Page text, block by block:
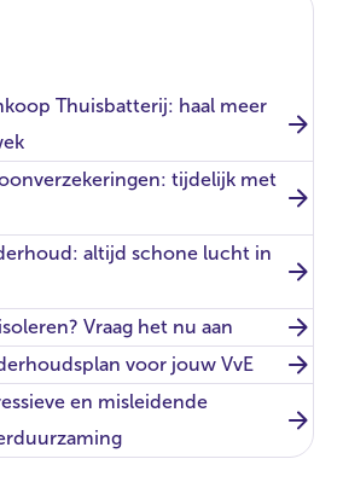
Thuisbatterij: haal meer
tijdelijk met
altijd schone lucht in
Vraag het nu aan
voor jouw VvE
en misleidende